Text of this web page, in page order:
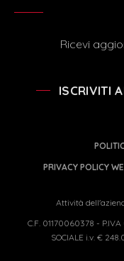
Ricevi
ISCRIVITI
PRIVACY POLICY
Attività
C.F. 01170060378 -
SOCIALE i.v. €